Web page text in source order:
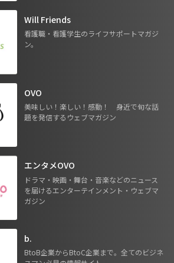
Will Friends
看護職・看護学生のライフサポートマガジ
ン。
OVO
美味しい！楽しい！感動！ 身近で旬な話
題を発信するウェブマガジン
エンタメOVO
ドラマ・映画・舞台・音楽などのニュース
を届けるエンターテインメント・ウェブマ
ガジン
b.
BtoB企業からBtoC企業まで。全てのビジネ